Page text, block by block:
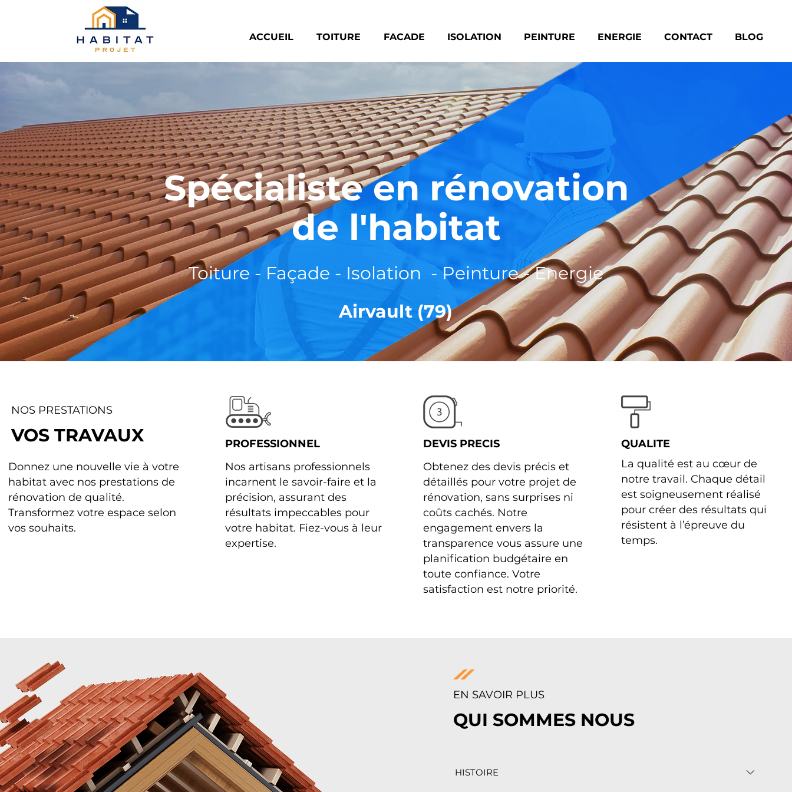
ACCUEIL TOITURE FACADE ISOLATION PEINTURE ENERGIE CONTACT BLOG
Spécialiste en rénovation
de l'habitat
Toiture - Façade - Isolation - Peinture - Energie
Airvault (79)
NOS PRESTATIONS
VOS TRAVAUX
Donnez une nouvelle vie à votre
habitat avec nos prestations de
rénovation de qualité.
Transformez votre espace selon
vos souhaits.
PROFESSIONNEL
Nos artisans professionnels
incarnent le savoir-faire et la
précision, assurant des
résultats impeccables pour
votre habitat. Fiez-vous à leur
expertise.
DEVIS PRECIS
Obtenez des devis précis et
détaillés pour votre projet de
rénovation, sans surprises ni
coûts cachés. Notre
engagement envers la
transparence vous assure une
planification budgétaire en
toute confiance. Votre
satisfaction est notre priorité.
QUALITE
La qualité est au cœur de
notre travail. Chaque détail
est soigneusement réalisé
pour créer des résultats qui
résistent à l’épreuve du
temps.
EN SAVOIR PLUS
QUI SOMMES NOUS
HISTOIRE